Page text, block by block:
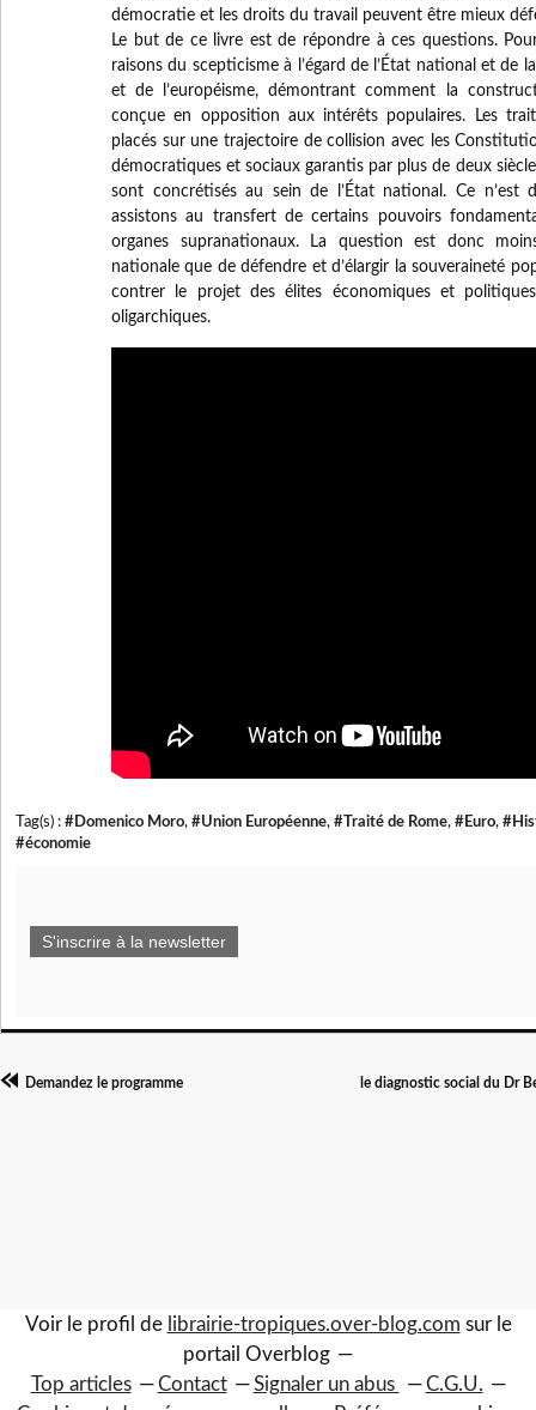
démocratie et les droits du travail peuvent être mieux
Le but de ce livre est de répondre à ces questions.
raisons du scepticisme à l’égard de l’État national et de
et de l’européisme, démontrant comment la
conçue en opposition aux intérêts populaires. Les
placés sur une trajectoire de collision avec les
démocratiques et sociaux garantis par plus de deux
sont concrétisés au sein de l’État national. Ce n’est
assistons au transfert de certains pouvoirs
organes supranationaux. La question est donc
nationale que de défendre et d’élargir la souveraineté
contrer le projet des élites économiques et
oligarchiques.
Tag(s) : #Domenico Moro, #Union Européenne, #Traité de Rome, #Euro,
#économie
S'inscrire à la newsletter
Demandez le programme le diagnostic social du Dr
Voir le profil de librairie-tropiques.over-blog.com sur le
portail Overblog
Top articles
Contact Signaler un abus
C.G.U.